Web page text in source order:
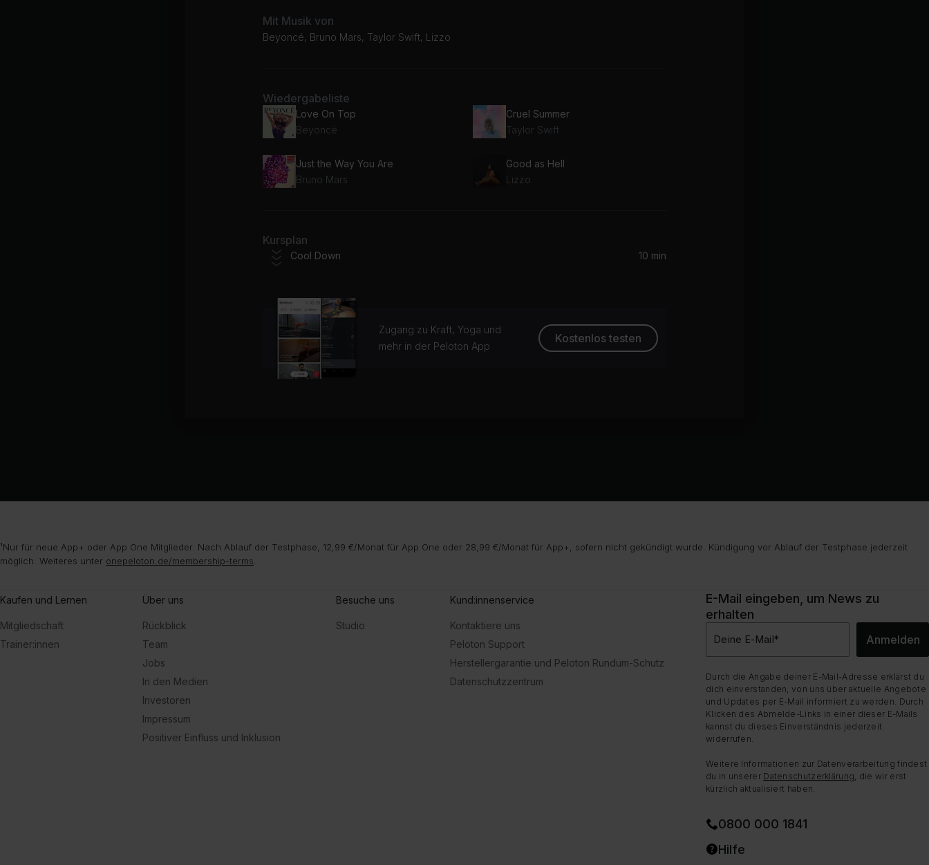
Mit Musik von
Beyoncé, Bruno Mars, Taylor Swift, Lizzo
Wiedergabeliste
Love On Top
Beyoncé
Cruel Summer
Taylor Swift
Just the Way You Are
Bruno Mars
Good as Hell
Lizzo
Kursplan
Cool Down 10 min
Zugang zu Kraft, Yoga und
mehr in der Peloton App
Kostenlos testen
¹Nur für neue App+ oder App One Mitglieder. Nach Ablauf der Testphase, 12,99 €/Monat für App One oder 28,99 €/Monat für App+, sofern nicht gekündigt wurde. Kündigung vor Ablauf der Testphase jederzeit
möglich. Weiteres unter onepeloton.de/membership-terms
Kaufen und Lernen
Mitgliedschaft
Trainer:innen
Über uns
Rückblick
Team
Jobs
In den Medien
Investoren
Impressum
Positiver Einfluss und Inklusion
Besuche uns
Studio
Kund:innenservice
Kontaktiere uns
Peloton Support
Herstellergarantie und Peloton Rundum-Schutz
Datenschutzzentrum
E-Mail eingeben, um News zu
erhalten
Deine E-Mail* Anmelden
Durch die Angabe deiner E-Mail-Adresse erklärst du
dich einverstanden, von uns über aktuelle Angebote
und Updates per E-Mail informiert zu werden. Durch
Klicken des Abmelde-Links in einer dieser E-Mails
kannst du dieses Einverständnis jederzeit
widerrufen.
Weitere Informationen zur Datenverarbeitung findest
du in unserer Datenschutzerklärung, die wir erst
kürzlich aktualisiert haben.
0800 000 1841
Hilfe